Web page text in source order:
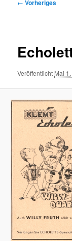
← Vorheriges
Veröffentlicht Mai